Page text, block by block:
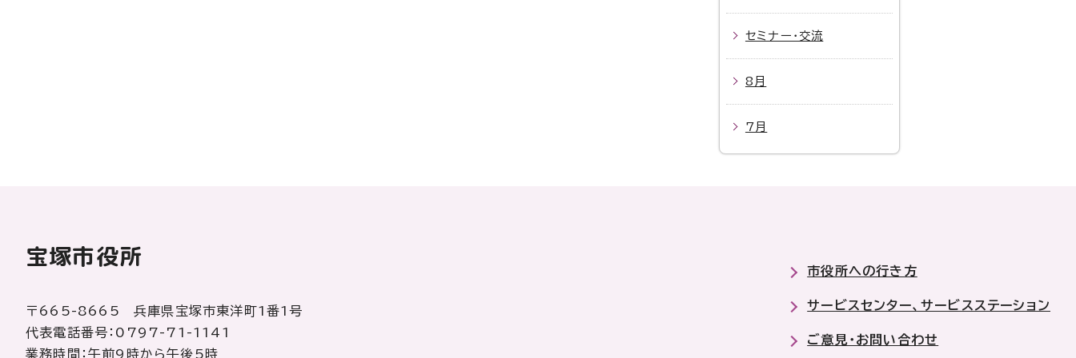
セミナー・交流
8月
7月
宝塚市役所
〒665-8665 兵庫県宝塚市東洋町1番1号
代表電話番号：0797-71-1141
業務時間：午前9時から午後5時
市役所への行き方
サービスセンター、サービスステーション
ご意見・お問い合わせ